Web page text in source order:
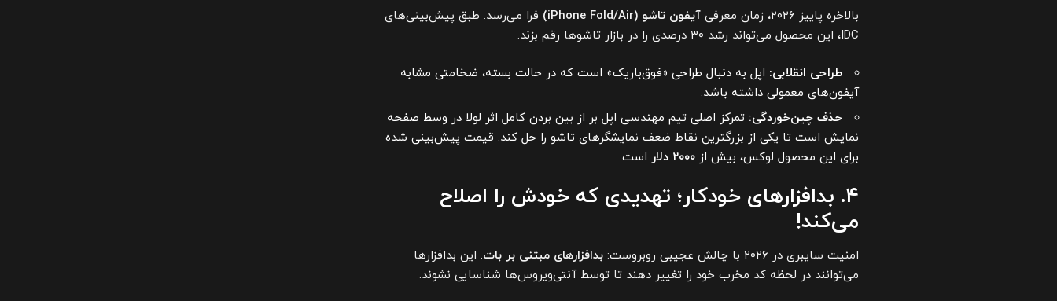
بالاخره پاییز ۲۰۲۶، زمان معرفی آیفون تاشو (iPhone Fold/Air)
فرا می‌رسد. طبق پیش‌بینی‌های
IDC، این محصول می‌تواند رشد ۳۰ درصدی را در بازار تاشوها رقم بزند.
طراحی انقلابی: اپل به دنبال طراحی «فوق‌باریک» است که در حالت بسته، ضخامتی مشابه
آیفون‌های معمولی داشته باشد.
حذف چین‌خوردگی: تمرکز اصلی تیم مهندسی اپل بر از بین بردن کامل اثر لولا در وسط صفحه
نمایش است تا یکی از بزرگترین نقاط ضعف نمایشگرهای تاشو را حل کند. قیمت پیش‌بینی شده
برای این محصول لوکس، بیش از ۲۰۰۰ دلار است.
۴. بدافزارهای خودکار؛ تهدیدی که خودش را اصلاح
می‌کند!
امنیت سایبری در ۲۰۲۶ با چالش عجیبی روبروست: بدافزارهای مبتنی بر بات. این بدافزارها
می‌توانند در لحظه کد مخرب خود را تغییر دهند تا توسط آنتی‌ویروس‌ها شناسایی نشوند.